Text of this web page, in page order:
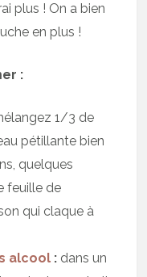
plus ! On a bien
en plus !
:
1/3 de
pétillante bien
quelques
feuille de
qui claque à
alcool : dans un